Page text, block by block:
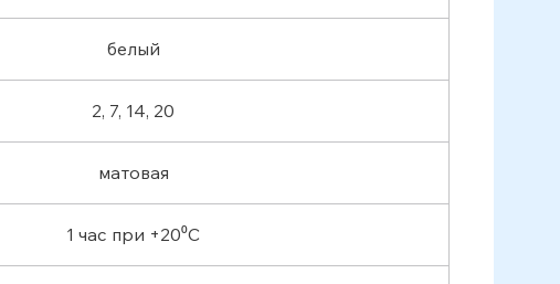
белый
2, 7, 14, 20
матовая
1 час при +20⁰С